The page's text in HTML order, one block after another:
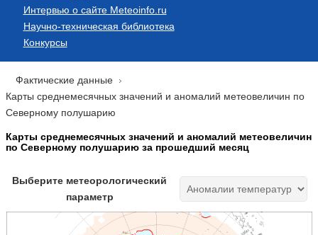
Интервью о сайте Meteoinfo.ru
Научно-техническая библиотека
Конкурсы
Фактические данные
Карты среднемесячных значений и аномалий метеовеличин по
Северному полушарию
Карты среднемесячных значений и аномалий метеовеличин
по Северному полушарию за прошедший месяц
Выберите метеорологический
параметр